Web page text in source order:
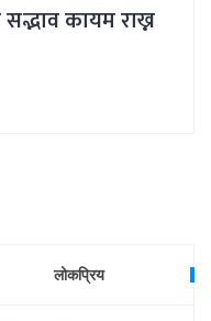
सद्भाव कायम राख्न
लोकप्रिय